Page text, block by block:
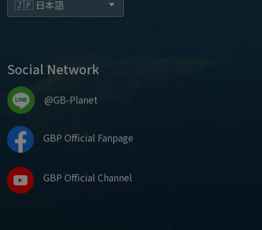
Social Network
@GB-Planet
GBP Official Fanpage
GBP Official Channel